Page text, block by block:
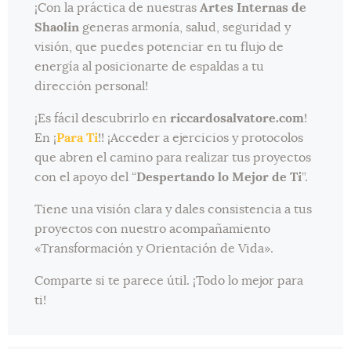
¡Con la práctica de nuestras Artes Internas de
Shaolin generas armonía, salud, seguridad y
visión, que puedes potenciar en tu flujo de
energía al posicionarte de espaldas a tu
dirección personal!
¡Es fácil descubrirlo enriccardosalvatore.com!
En ¡Para Ti!! ¡Acceder a ejercicios y protocolos
que abren el camino para realizar tus proyectos
con el apoyo del “Despertando lo Mejor de Ti”.
Tiene una visión clara y dales consistencia a tus
proyectos con nuestro acompañamiento
«Transformación y Orientación de Vida».
Comparte si te parece útil. ¡Todo lo mejor para
ti!